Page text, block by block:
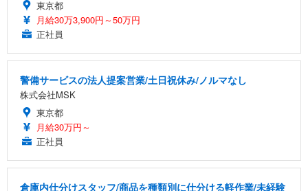
東京都
月給30万3,900円～50万円
正社員
警備サービスの法人提案営業/土日祝休み/ノルマなし
株式会社MSK
東京都
月給30万円～
正社員
倉庫内仕分けスタッフ/商品を種類別に仕分ける軽作業/未経験